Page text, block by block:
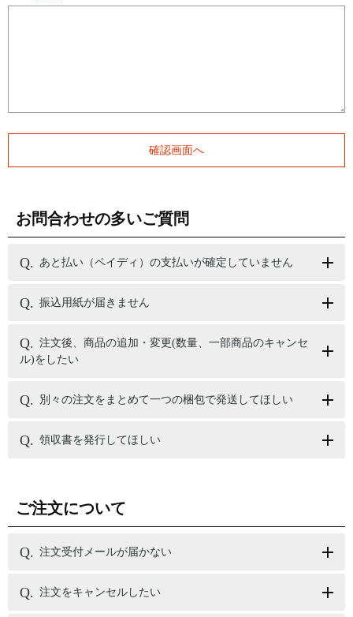
お問合わせの多いご質問
あと払い（ペイディ）の支払いが確定していません
振込用紙が届きません
注文後、商品の追加・変更(数量、一部商品のキャンセ
ル)をしたい
別々の注文をまとめて一つの梱包で発送してほしい
領収書を発行してほしい
ご注文について
注文受付メールが届かない
注文をキャンセルしたい